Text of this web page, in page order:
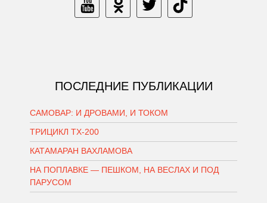
ПОСЛЕДНИЕ ПУБЛИКАЦИИ
САМОВАР: И ДРОВАМИ, И ТОКОМ
ТРИЦИКЛ ТХ-200
КАТАМАРАН ВАХЛАМОВА
НА ПОПЛАВКЕ — ПЕШКОМ, НА ВЕСЛАХ И ПОД
ПАРУСОМ